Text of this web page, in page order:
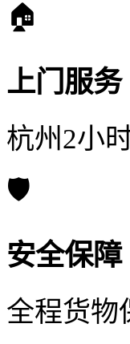
🏠
上门服务
杭州2小
🛡️
安全保障
全程货物